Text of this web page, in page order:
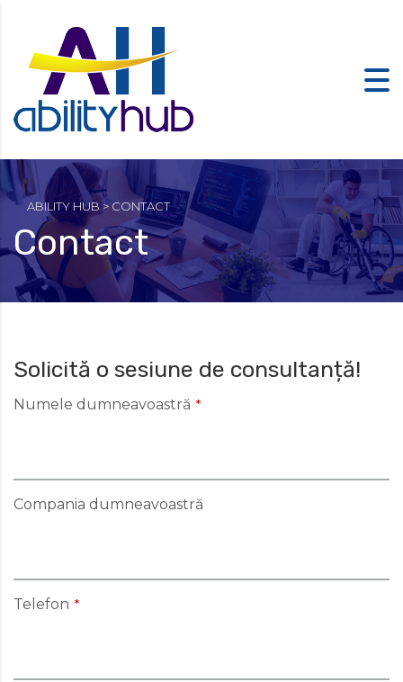
Contact
ABILITY HUB > CONTACT
Solicită o sesiune de consultanță!
Numele dumneavoastră *
Compania dumneavoastră
Telefon *